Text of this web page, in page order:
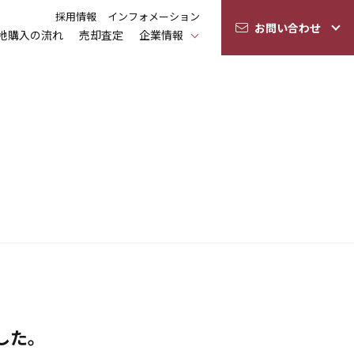
採用情報 インフォメーション
購入の流れ 売却査定 企業情報 お問い合わせ
。